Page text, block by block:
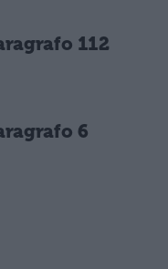
112
6